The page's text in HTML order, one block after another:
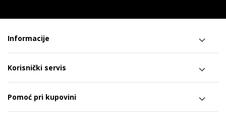
Informacije
Korisnički servis
Pomoć pri kupovini